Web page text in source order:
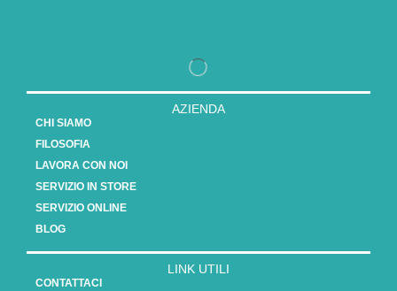
AZIENDA
CHI SIAMO
FILOSOFIA
LAVORA CON NOI
SERVIZIO IN STORE
SERVIZIO ONLINE
BLOG
LINK UTILI
CONTATTACI